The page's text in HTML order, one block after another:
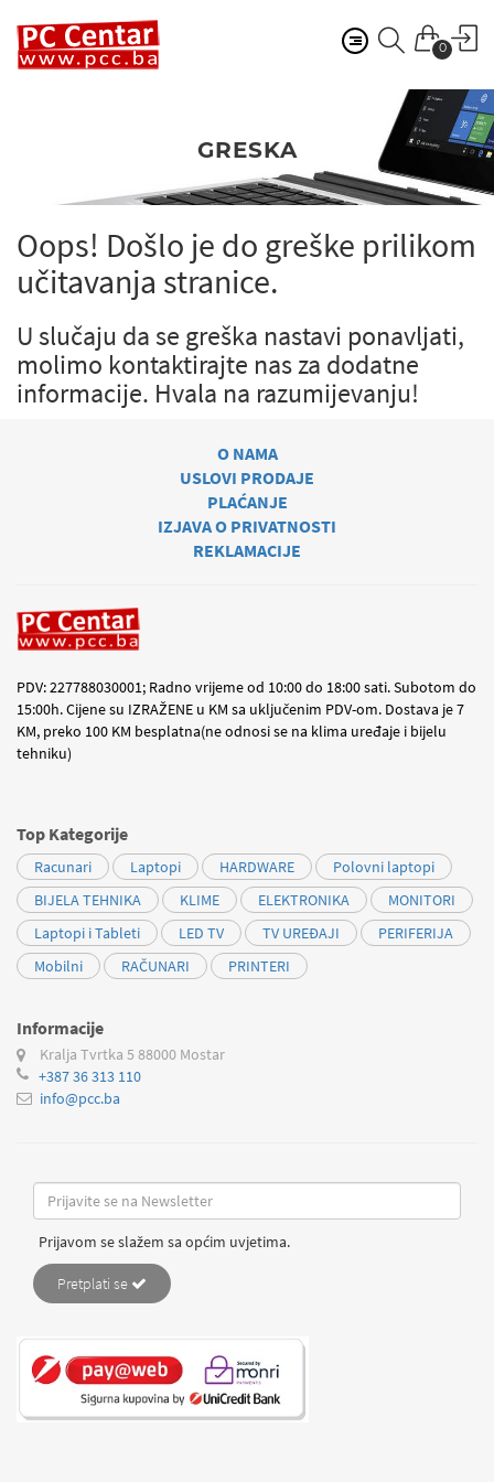
0
GRESKA
Oops! Došlo je do greške prilikom
učitavanja stranice.
U slučaju da se greška nastavi ponavljati,
molimo kontaktirajte nas za dodatne
informacije. Hvala na razumijevanju!
O NAMA
USLOVI PRODAJE
PLAĆANJE
IZJAVA O PRIVATNOSTI
REKLAMACIJE
PDV: 227788030001; Radno vrijeme od 10:00 do 18:00 sati. Subotom do
15:00h. Cijene su IZRAŽENE u KM sa uključenim PDV-om. Dostava je 7
KM, preko 100 KM besplatna(ne odnosi se na klima uređaje i bijelu
tehniku)
Top Kategorije
Racunari Laptopi HARDWARE
Polovni laptopi
BIJELA TEHNIKA
KLIME ELEKTRONIKA
MONITORI
Laptopi i Tableti
LED TV TV UREĐAJI
PERIFERIJA
Mobilni
RAČUNARI PRINTERI
Informacije
Kralja Tvrtka 5 88000 Mostar
+387 36 313 110
info@pcc.ba
Prijavom se slažem sa općim uvjetima.
Pretplati se